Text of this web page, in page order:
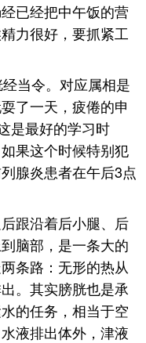
已经把中午饭的营
力很好，要抓紧工
当令。对应属相是
了一天，疲倦的申
是最好的学习时
果这个时候特别犯
腺炎患者在午后3点
跟沿着后小腿、后
脑部，是一条大的
条路：无形的热从
。其实膀胱也是承
的任务，相当于空
液排出体外，津液